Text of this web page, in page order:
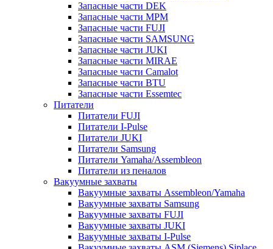
Запасные части DEK
Запасные части MPM
Запасные части FUJI
Запасные части SAMSUNG
Запасные части JUKI
Запасные части MIRAE
Запасные части Camalot
Запасные части BTU
Запасные части Essemtec
Питатели
Питатели FUJI
Питатели I-Pulse
Питатели JUKI
Питатели Samsung
Питатели Yamaha/Assembleon
Питатели из пеналов
Вакуумные захваты
Вакуумные захваты Assembleon/Yamaha
Вакуумные захваты Samsung
Вакуумные захваты FUJI
Вакуумные захваты JUKI
Вакуумные захваты I-Pulse